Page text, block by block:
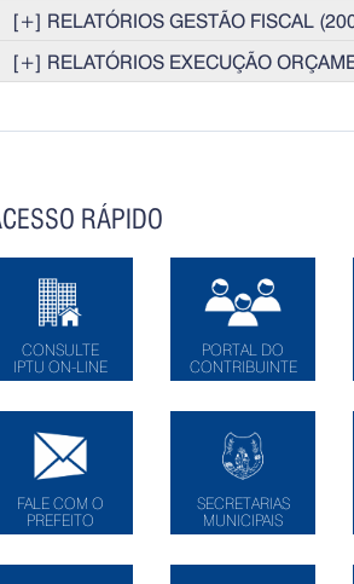
[+] RELATÓRIOS GESTÃO FISCAL
[+] RELATÓRIOS EXECUÇÃO
RÁPIDO
CONSULTE
IPTU ON-LINE
PORTAL DO
CONTRIBUINTE
FALE COM O
PREFEITO
SECRETARIAS
MUNICIPAIS